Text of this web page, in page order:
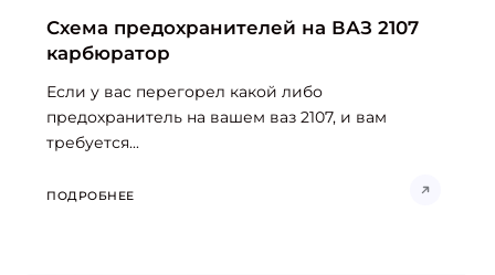
Схема предохранителей на ВАЗ 2107
карбюратор
Если у вас перегорел какой либо
предохранитель на вашем ваз 2107, и вам
требуется...
ПОДРОБНЕЕ